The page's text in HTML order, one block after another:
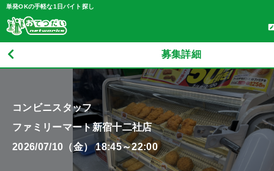
単発OKの手軽な1日バイト探し
募集詳細
コンビニスタッフ
ファミリーマート新宿十二社店
2026/07/10（金） 18:45～22:00